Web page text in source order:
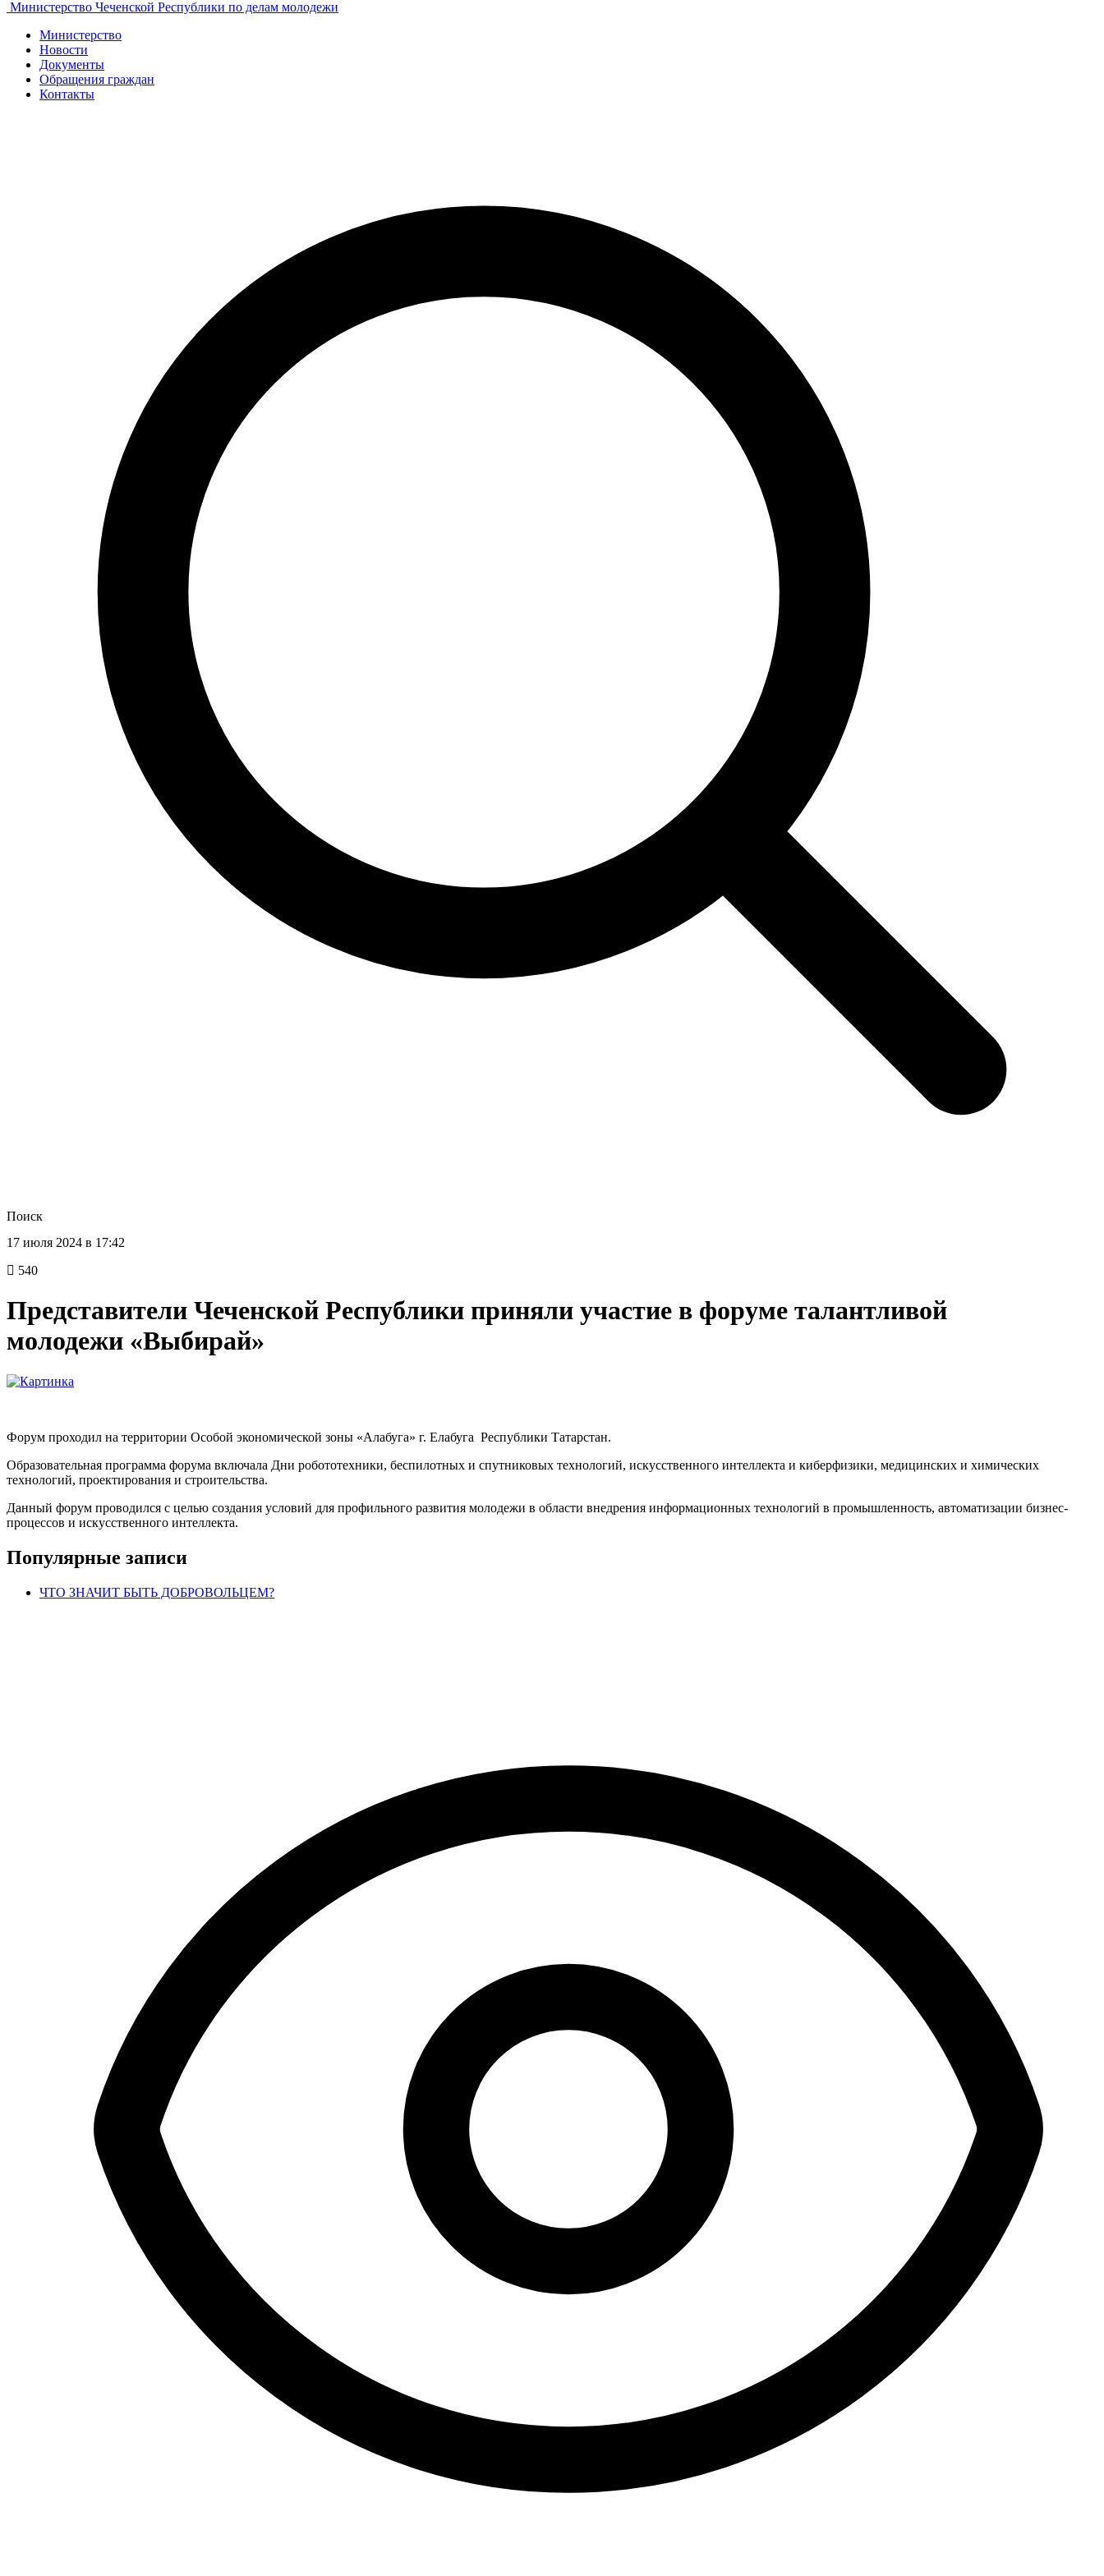
Министерство Чеченской Республики по делам молодежи
Министерство
Новости
Документы
Обращения граждан
Контакты
Поиск
17 июля 2024 в 17:42
540
Представители Чеченской Республики приняли участие в форуме талантливой
молодежи «Выбирай»
Форум проходил на территории Особой экономической зоны «Алабуга» г. Елабуга Республики Татарстан.
Образовательная программа форума включала Дни робототехники, беспилотных и спутниковых технологий, искусственного интеллекта и киберфизики, медицинских и химических
технологий, проектирования и строительства.
Данный форум проводился с целью создания условий для профильного развития молодежи в области внедрения информационных технологий в промышленность, автоматизации бизнес-
процессов и искусственного интеллекта.
Популярные записи
ЧТО ЗНАЧИТ БЫТЬ ДОБРОВОЛЬЦЕМ?